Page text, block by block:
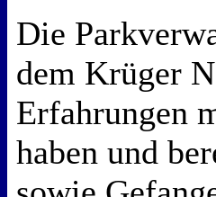
Die
dem Krüger
Erfahrungen
haben und